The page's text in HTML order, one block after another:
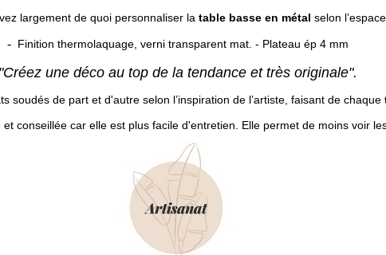
largement de quoi personnaliser la table basse en métal selon
- Finition thermolaquage, verni transparent mat. - Plateau ép 4 mm
"Créez une déco au top de la tendance et très originale".
soudés de part et d'autre selon l’inspiration de l’artiste, faisant de chaque
conseillée car elle est plus facile d'entretien. Elle permet de moins voir